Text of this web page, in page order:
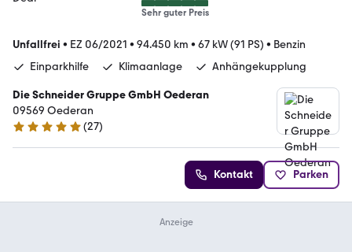
Sehr guter Preis
Unfallfrei • EZ 06/2021 • 94.450 km • 67 kW (91 PS) • Benzin
Einparkhilfe
Klimaanlage Anhängekupplung
Die Schneider Gruppe GmbH Oederan
09569 Oederan
5 Sterne
(27)
Kontakt Parken